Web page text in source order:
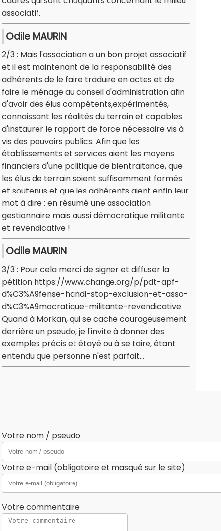
associatif.
Odile MAURIN
2/3 : Mais l'association a un bon projet associatif
et il est maintenant de la responsabilité des
adhérents de le faire traduire en actes et de
faire le ménage au conseil d'administration afin
d'avoir des élus compétents,expérimentés,
connaissant les réalités du terrain et capables
d'instaurer le rapport de force nécessaire vis à
vis des pouvoirs publics. Afin que les
établissements et services aient les moyens
financiers d'une politique de bientraitance, que
les élus de terrain soient suffisamment formés
et soutenus et que les adhérents aient enfin leur
mot à dire : en résumé une association
gestionnaire mais aussi démocratique militante
et revendicative !
Odile MAURIN
3/3 : Pour cela merci de signer et diffuser la
pétition https://www.change.org/p/pdt-apf-
d%C3%A9fense-handi-stop-exclusion-et-asso-
d%C3%A9mocratique-militante-revendicative
Quand à Morkan, qui se cache courageusement
derrière un pseudo, je l'invite à donner des
exemples précis et étayé ou à se taire, étant
entendu que personne n'est parfait...
Votre nom / pseudo
Votre e-mail (obligatoire et masqué sur le site)
Votre commentaire